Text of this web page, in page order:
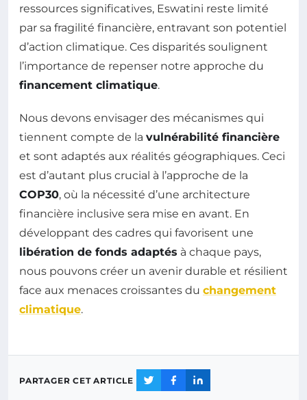
ressources significatives, Eswatini reste limité
par sa fragilité financière, entravant son potentiel
d’action climatique. Ces disparités soulignent
l’importance de repenser notre approche du
financement climatique.
Nous devons envisager des mécanismes qui
tiennent compte de la vulnérabilité financière
et sont adaptés aux réalités géographiques. Ceci
est d’autant plus crucial à l’approche de la
COP30, où la nécessité d’une architecture
financière inclusive sera mise en avant. En
développant des cadres qui favorisent une
libération de fonds adaptés à chaque pays,
nous pouvons créer un avenir durable et résilient
face aux menaces croissantes du changement
climatique.
PARTAGER CET ARTICLE